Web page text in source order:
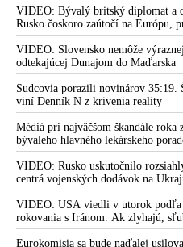
VIDEO: Bývalý britský diplomat a
Rusko čoskoro zaútočí na Európu,
rovnako, ako bolo dotlačené k
Zelenskyj medzitým v Kyjeve
aby vo svete zháňali energie pre
mobilizovať a vojna sa do zimy
VIDEO: Slovensko nemôže
odtekajúcej Dunajom do Maďarska
Sudcovia porazili novinárov 35:19.
viní Denník N z krivenia reality
Médiá pri najväčšom škandále roka
bývaleho hlavného lekárskeho
Fauciho pred výborom amerického
VIDEO: Rusko uskutočnilo
centrá vojenských dodávok na
nedokázala počas ničivého
zachytiť ani jednu ruskú raketu
VIDEO: USA viedli v utorok podľa
rokovania s Iránom. Ak zlyhajú,
Teheránu
Eurokomisia sa bude naďalej